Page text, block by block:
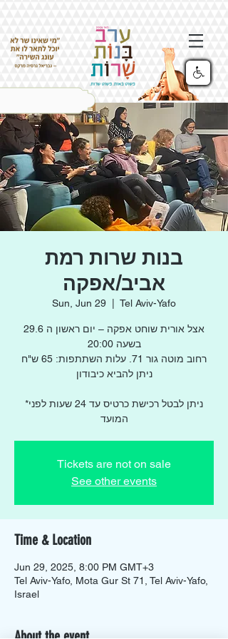
בנות שרות רמת
אביב/אפקה
Sun, Jun 29 Tel Aviv-Yafo
אצל אורית שוחט אפקה – יום ראשון ה 29.6
בשעה 20:00
רחוב מוטה גור 71. עלות השתתפות: 65 ש"ח
ניתן להביא כיבודון
*ניתן לבטל רכישת כרטיס עד 24 שעות לפני
המועד
Tickets are not on sale
See other events
Time & Location
Jun 29, 2025, 8:00 PM GMT+3
Tel Aviv-Yafo, Mota Gur St 71, Tel Aviv-Yafo,
Israel